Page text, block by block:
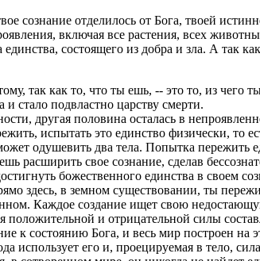
сознание отделилось от Бога, твоей
включая все растения, всех
состоящего из добра и зла. А так
так как то, что ты ешь, -- это то, из чего
стало подвластно царству смерти.
другая половина осталась в
испытать это единство физически, то
одушевить два тела. Попытка пережить
расширить свое сознание, сделав
божественного единства в своем
здесь, в земном существовании, ты
Каждое создание ищет свою
и отрицательной силы
к состоянию Бога, и весь мир построен
его и, проецируемая в тело,